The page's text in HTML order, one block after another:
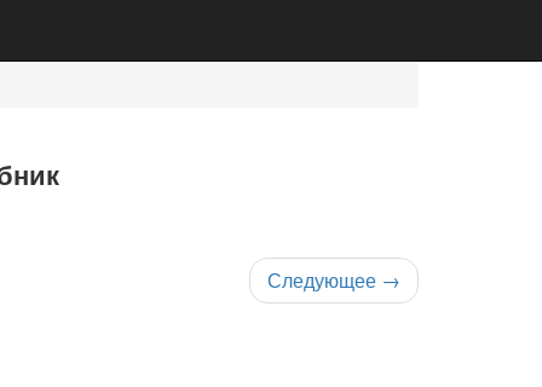
Следующее →